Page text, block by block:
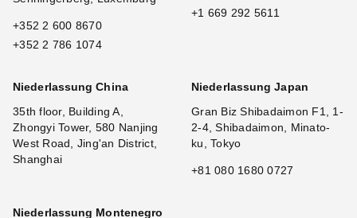
+352 2 600 8670
+352 2 786 1074
+1 669 292 5611
Niederlassung China
35th floor, Building A,
Zhongyi Tower, 580 Nanjing
West Road, Jing'an District,
Shanghai
Niederlassung Japan
Gran Biz Shibadaimon F1, 1-
2-4, Shibadaimon, Minato-
ku, Tokyo
+81 080 1680 0727
Niederlassung Montenegro